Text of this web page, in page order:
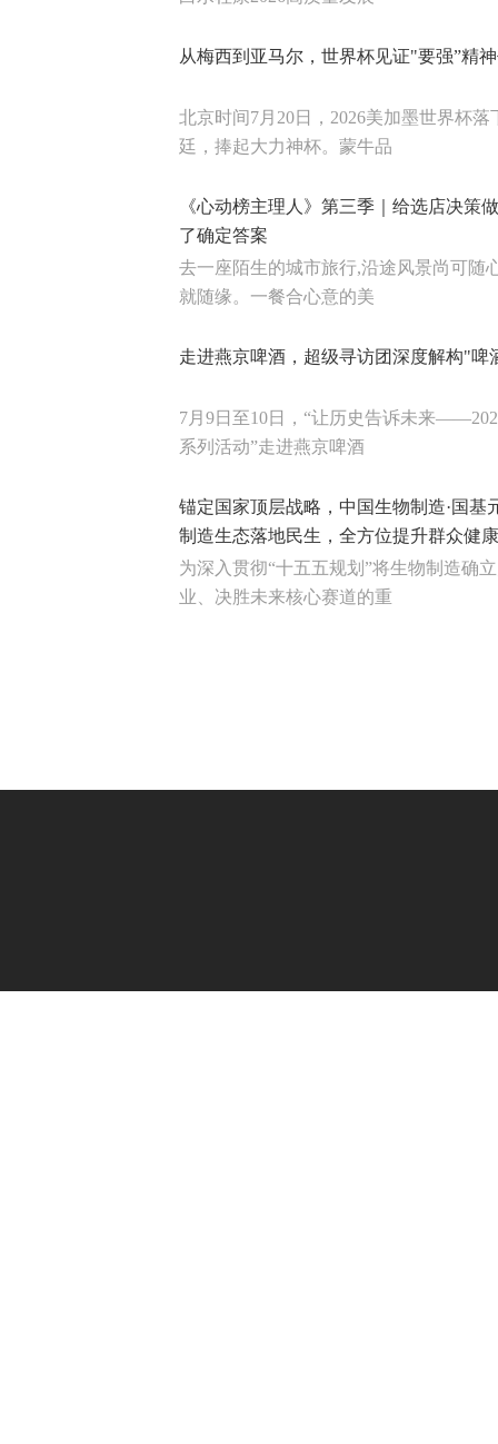
从梅西到亚马尔，世界杯见证"要强”精
北京时间7月20日，2026美加墨世界杯
廷，捧起大力神杯。蒙牛品
《心动榜主理人》第三季｜给选店决策
了确定答案
去一座陌生的城市旅行,沿途风景尚可随
就随缘。一餐合心意的美
走进燕京啤酒，超级寻访团深度解构"啤
7月9日至10日，“让历史告诉未来
系列活动”走进燕京啤酒
锚定国家顶层战略，中国生物制造·国基
制造生态落地民生，全方位提升群众健
为深入贯彻“十五五规划”将生物制造确
业、决胜未来核心赛道的重